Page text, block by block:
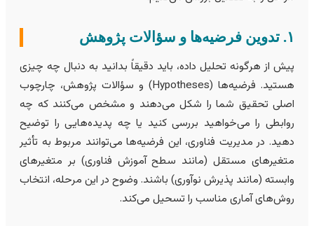
از هرگونه تحلیل داده، باید دقیقاً بدانید به دنبال چه چیزی
هستید. فرضیه‌ها (Hypotheses) و سؤالات پژوهش، چارچوب
تحقیق شما را شکل می‌دهند و مشخص می‌کنند که چه
را می‌خواهید بررسی کنید یا چه پدیده‌هایی را توضیح
در مدیریت فناوری، این فرضیه‌ها می‌توانند مربوط به تأثیر
مستقل (مانند سطح آموزش فناوری) بر متغیرهای
(مانند پذیرش نوآوری) باشند. وضوح در این مرحله، انتخاب
آماری مناسب را تسحیل می‌کند.